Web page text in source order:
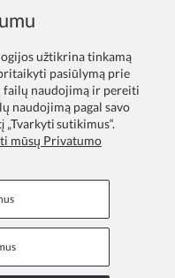
mergaitėms, puosnios
mergaitems,
krikstynoms.
užtikrina tinkamą
pasiūlymą prie
naudojimą ir pereiti
naudojimą pagal savo
sutikimus“.
mūsų Privatumo